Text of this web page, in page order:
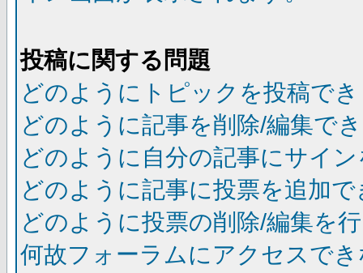
投稿に関する問題
どのようにトピックを投稿で
どのように記事を削除/編集で
どのように自分の記事にサイ
どのように記事に投票を追加
どのように投票の削除/編集を
何故フォーラムにアクセスで